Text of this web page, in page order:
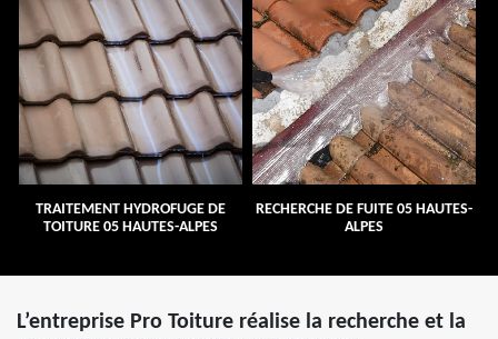
TRAITEMENT HYDROFUGE DE
TOITURE 05 HAUTES-ALPES
RECHERCHE DE FUITE 05 HAUTES-
ALPES
L’entreprise Pro Toiture réalise la recherche et la